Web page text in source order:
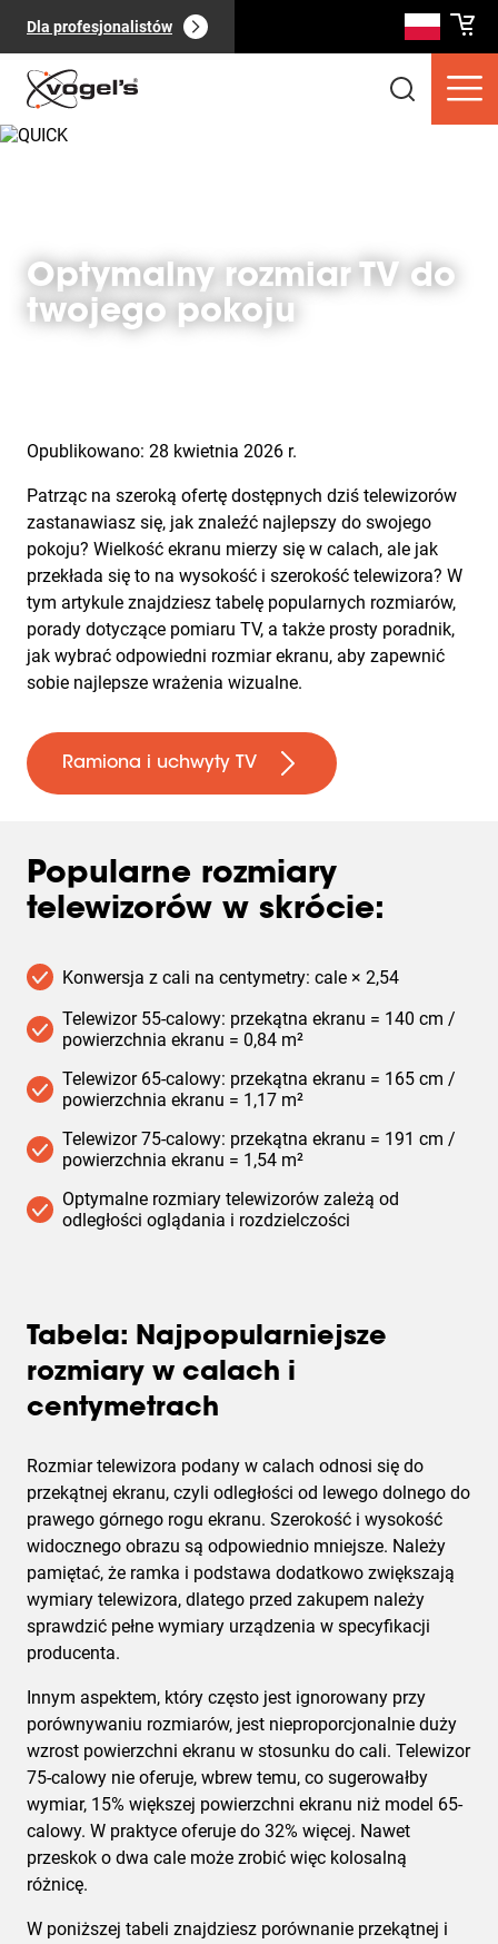
Dla profesjonalistów
Produkty dla konsumentów
(0):
Strony (0): Pokaż wszystkie
Optymalny rozmiar TV do
twojego pokoju
Opublikowano: 28 kwietnia 2026 r.
Patrząc na szeroką ofertę dostępnych dziś telewizorów
zastanawiasz się, jak znaleźć najlepszy do swojego
pokoju? Wielkość ekranu mierzy się w calach, ale jak
przekłada się to na wysokość i szerokość telewizora? W
tym artykule znajdziesz tabelę popularnych rozmiarów,
porady dotyczące pomiaru TV, a także prosty poradnik,
jak wybrać odpowiedni rozmiar ekranu, aby zapewnić
sobie najlepsze wrażenia wizualne.
Ramiona i uchwyty TV
Popularne rozmiary
telewizorów w skrócie:
Konwersja z cali na centymetry: cale × 2,54
Telewizor 55-calowy: przekątna ekranu = 140 cm /
powierzchnia ekranu = 0,84 m²
Telewizor 65-calowy: przekątna ekranu = 165 cm /
powierzchnia ekranu = 1,17 m²
Telewizor 75-calowy: przekątna ekranu = 191 cm /
powierzchnia ekranu = 1,54 m²
Optymalne rozmiary telewizorów zależą od
odległości oglądania i rozdzielczości
Tabela: Najpopularniejsze
rozmiary w calach i
centymetrach
Rozmiar telewizora podany w calach odnosi się do
przekątnej ekranu, czyli odległości od lewego dolnego do
prawego górnego rogu ekranu. Szerokość i wysokość
widocznego obrazu są odpowiednio mniejsze. Należy
pamiętać, że ramka i podstawa dodatkowo zwiększają
wymiary telewizora, dlatego przed zakupem należy
sprawdzić pełne wymiary urządzenia w specyfikacji
producenta.
Innym aspektem, który często jest ignorowany przy
porównywaniu rozmiarów, jest nieproporcjonalnie duży
wzrost powierzchni ekranu w stosunku do cali. Telewizor
75-calowy nie oferuje, wbrew temu, co sugerowałby
wymiar, 15% większej powierzchni ekranu niż model 65-
calowy. W praktyce oferuje do 32% więcej. Nawet
przeskok o dwa cale może zrobić więc kolosalną
różnicę.
W poniższej tabeli znajdziesz porównanie przekątnej i